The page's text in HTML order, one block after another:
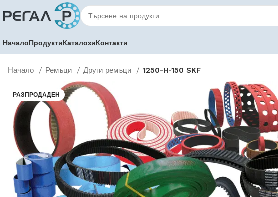
НачалоПродуктиКаталозиКонтакти
Начало Ремъци Други ремъци 1250-H-150 SKF
РАЗПРОДАДЕН